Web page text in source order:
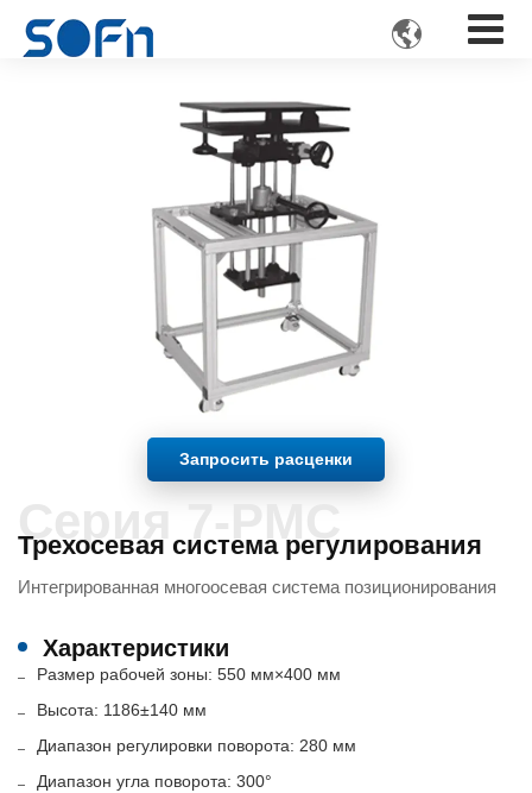

Запросить расценки
Серия 7-PMC
Трехосевая система регулирования
Интегрированная многоосевая система позиционирования
Характеристики
Размер рабочей зоны: 550 мм×400 мм
Высота: 1186±140 мм
Диапазон регулировки поворота: 280 мм
Диапазон угла поворота: 300°